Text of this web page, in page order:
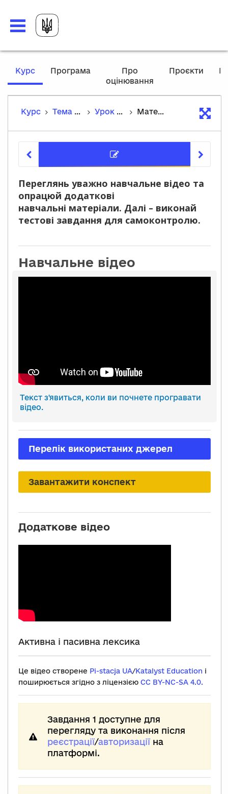
Курс,
Програма
Про
оцінювання
Проєкти
Курс Тема 2. Лексика та лексикологія Урок 13. Застарілі слова (архаїзми й історизми), неологізми. Активний та пасивний словник. Письменницькі новотвори Матеріали курсу
Переглянь уважно навчальне відео та
опрацюй додаткові
навчальні матеріали. Далі – виконай
тестові завдання для самоконтролю.
Навчальне відео
Текст з'явиться, коли ви почнете програвати
відео.
Перелік використаних джерел
Завантажити конспект
Додаткове відео
Активна і пасивна лексика
Це відео створене Pi-stacja UA/Katalyst Education і
поширюється згідно з ліцензією CC BY-NC-SA 4.0.
Завдання 1 доступне для
перегляду та виконання після
реєстрації/авторизаціїна
платформі.